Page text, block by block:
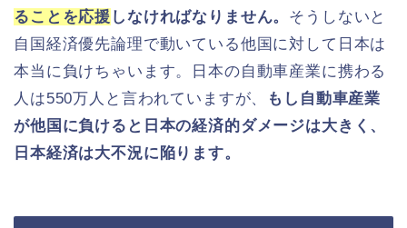
ることを応援 しなければなりません。 そうしないと
自国経済優先論理で動いている他国に対して日本は
本当に負けちゃいます。日本の自動車産業に携わる
人は550万人と言われていますが、
もし自動車産業
が他国に負けると日本の経済的ダメージは大きく、
日本経済は大不況に陥ります。